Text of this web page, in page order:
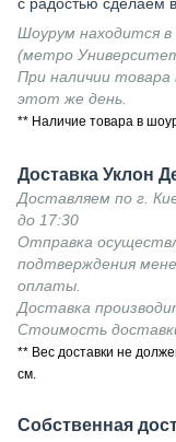
Шоурум находится в
(метро
При наличии
этот же день.
** Наличие товара в
Доставка Уклон
Доставляем по г.
до 17:30
Отправка
подтверждения
оплаты.
Доставка
Стоимость
** Вес доставки не
см.
Собственная